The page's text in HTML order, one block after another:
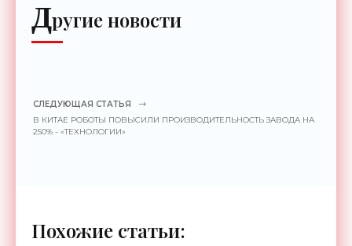
Другие новости
СЛЕДУЮЩАЯ СТАТЬЯ
В КИТАЕ РОБОТЫ ПОВЫСИЛИ ПРОИЗВОДИТЕЛЬНОСТЬ ЗАВОДА НА
250% - «ТЕХНОЛОГИИ»
Похожие статьи: